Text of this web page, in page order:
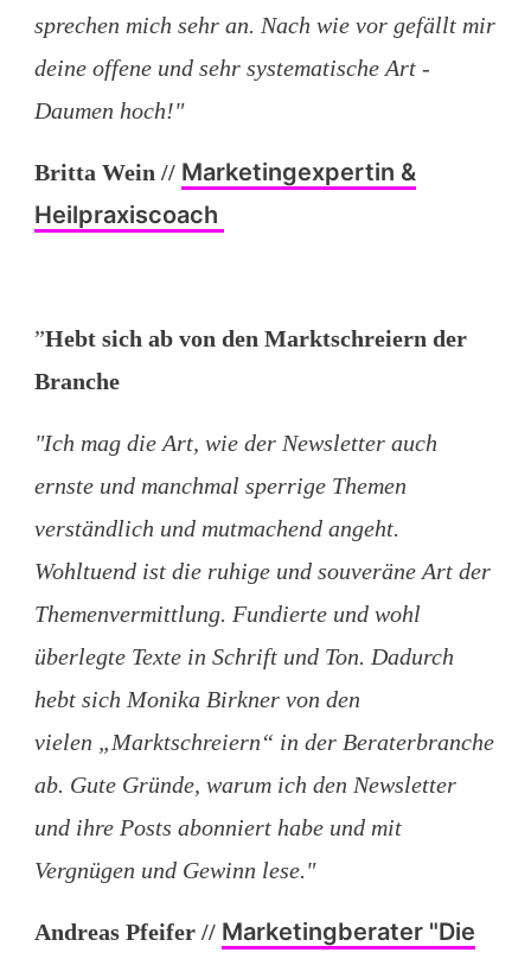
sprechen mich sehr an. Nach wie vor gefällt mir
deine offene und sehr systematische Art -
Daumen hoch!"
Britta Wein // Marketingexpertin &
Heilpraxiscoach
”Hebt sich ab von den Marktschreiern der
Branche
"Ich mag die Art, wie der Newsletter auch
ernste und manchmal sperrige Themen
verständlich und mutmachend angeht.
Wohltuend ist die ruhige und souveräne Art der
Themenvermittlung. Fundierte und wohl
überlegte Texte in Schrift und Ton. Dadurch
hebt sich Monika Birkner von den
vielen „Marktschreiern“ in der Beraterbranche
ab. Gute Gründe, warum ich den Newsletter
und ihre Posts abonniert habe und mit
Vergnügen und Gewinn lese."
Andreas Pfeifer // Marketingberater "Die